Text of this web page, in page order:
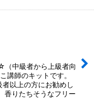
級者から上級者向
講師のキットです。
以上の方にお勧めし
香りたちそうなフリー